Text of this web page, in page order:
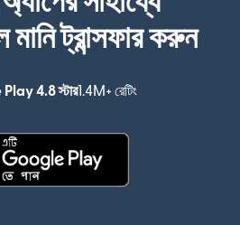
মানি ট্রান্সফার করুন
4.8 স্টার1.4M+ রেটিং